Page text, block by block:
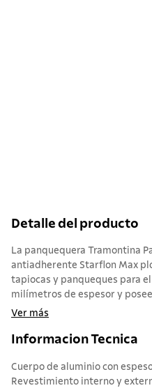
Detalle del producto
La panquequera Tramontina
antiadherente Starflon Max
tapiocas y panqueques para
milímetros de espesor y
Ver más
Informacion Tecnica
Cuerpo de aluminio con
Revestimiento interno y